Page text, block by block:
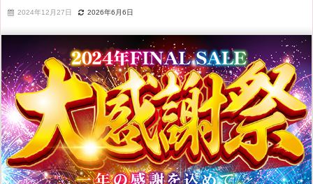
2024年12月27日 2026年6月6日